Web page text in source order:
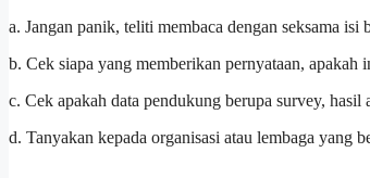
a. Jangan panik, teliti membaca dengan seksama
b. Cek siapa yang memberikan pernyataan, apakah
c. Cek apakah data pendukung berupa survey, hasil
d. Tanyakan kepada organisasi atau lembaga yang